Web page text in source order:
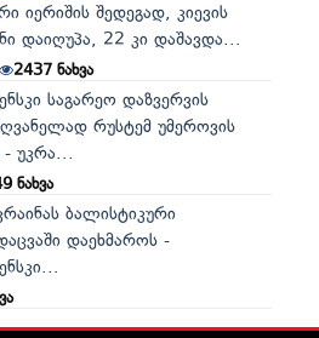
იერიშის შედეგად, კიევის
დაიღუპა, 22 კი დაშავდა...
2437ნახვა
საგარეო დაზვერვის
რუსტემ უმეროვის
- უკრა...
ნახვა
ბალისტიკური
დაეხმაროს -